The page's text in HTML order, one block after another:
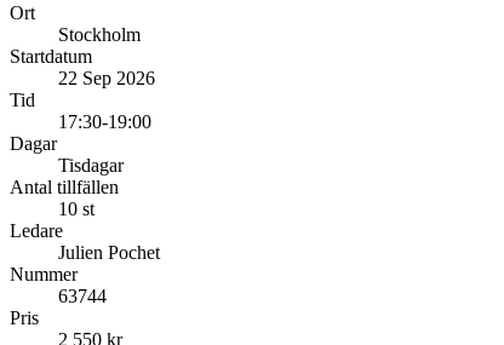
Ort
Stockholm
Startdatum
22 Sep 2026
Tid
17:30-19:00
Dagar
Tisdagar
Antal tillfällen
10 st
Ledare
Julien Pochet
Nummer
63744
Pris
2 550 kr